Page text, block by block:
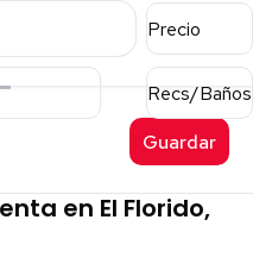
Precio
Recs/Baños
Guardar
en El Florido,